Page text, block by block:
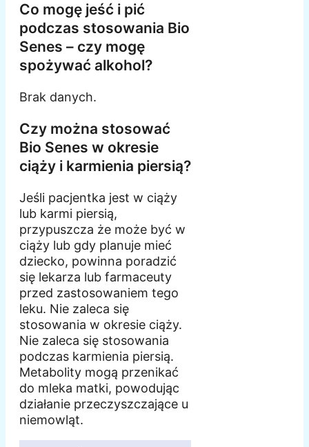
Co mogę jeść i pić
podczas stosowania Bio
Senes – czy mogę
spożywać alkohol?
Brak danych.
Czy można stosować
Bio Senes w okresie
ciąży i karmienia piersią?
Jeśli pacjentka jest w ciąży
lub karmi piersią,
przypuszcza że może być w
ciąży lub gdy planuje mieć
dziecko, powinna poradzić
się lekarza lub farmaceuty
przed zastosowaniem tego
leku. Nie zaleca się
stosowania w okresie ciąży.
Nie zaleca się stosowania
podczas karmienia piersią.
Metabolity mogą przenikać
do mleka matki, powodując
działanie przeczyszczające u
niemowląt.